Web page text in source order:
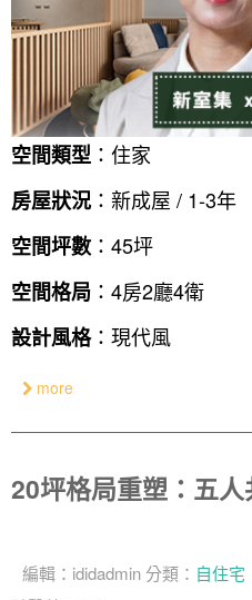
空間類型 ：住家
房屋狀況 ：新成屋 / 1-3年
空間坪數 ：45坪
空間格局 ：4房2廳4衛
設計風格：現代風
more
20坪格局重塑：五
編輯： ididadmin 分類： 自住宅